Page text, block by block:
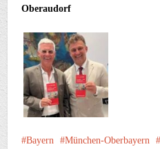
Oberaudorf
Bayern München-Oberbayern